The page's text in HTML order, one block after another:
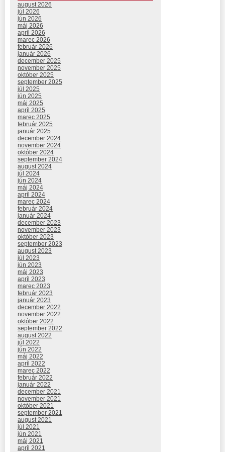
august 2026
júl 2026
jún 2026
máj 2026
apríl 2026
marec 2026
február 2026
január 2026
december 2025
november 2025
október 2025
september 2025
júl 2025
jún 2025
máj 2025
apríl 2025
marec 2025
február 2025
január 2025
december 2024
november 2024
október 2024
september 2024
august 2024
júl 2024
jún 2024
máj 2024
apríl 2024
marec 2024
február 2024
január 2024
december 2023
november 2023
október 2023
september 2023
august 2023
júl 2023
jún 2023
máj 2023
apríl 2023
marec 2023
február 2023
január 2023
december 2022
november 2022
október 2022
september 2022
august 2022
júl 2022
jún 2022
máj 2022
apríl 2022
marec 2022
február 2022
január 2022
december 2021
november 2021
október 2021
september 2021
august 2021
júl 2021
jún 2021
máj 2021
apríl 2021